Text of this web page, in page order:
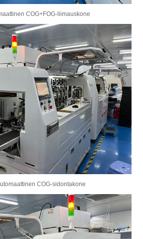
COG+FOG-liimauskone
COG-sidontakone